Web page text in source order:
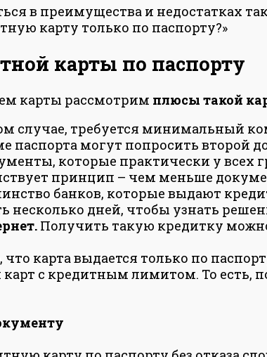
в преимущества и недостатках
карту только по паспорту?»
карты по паспорту
карты рассмотрим плюсы такой
случае, требуется минимальный
паспорта могут попросить второй
которые практически у всех
принцип – чем меньше
банков, которые выдают
несколько дней, чтобы узнать
Получить такую кредитку
что карта выдается только по
с кредитным лимитом. То есть,